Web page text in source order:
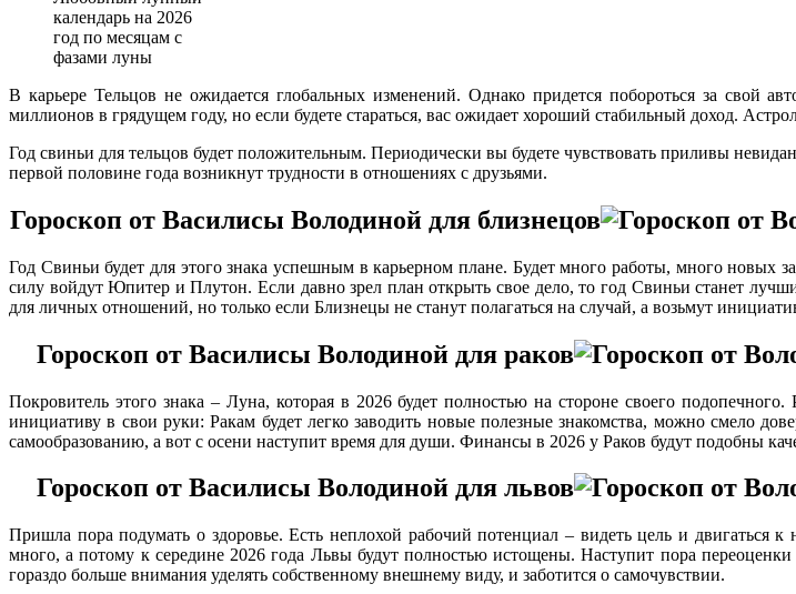
календарь на 2026
год по месяцам с
фазами луны
В карьере Тельцов не ожидается глобальных изменений. Однако придется побороться за свой
миллионов в грядущем году, но если будете стараться, вас ожидает хороший стабильный доход.
Год свиньи для тельцов будет положительным. Периодически вы будете чувствовать приливы
первой половине года возникнут трудности в отношениях с друзьями.
Гороскоп от Василисы Володиной для близнецов
Год Свиньи будет для этого знака успешным в карьерном плане. Будет много работы, много новых
силу войдут Юпитер и Плутон. Если давно зрел план открыть свое дело, то год Свиньи станет
для личных отношений, но только если Близнецы не станут полагаться на случай, а возьмут
Гороскоп от Василисы Володиной для раков
Покровитель этого знака – Луна, которая в 2026 будет полностью на стороне своего
инициативу в свои руки: Ракам будет легко заводить новые полезные знакомства, можно смело
самообразованию, а вот с осени наступит время для души. Финансы в 2026 у Раков будут подобны
Гороскоп от Василисы Володиной для львов
Пришла пора подумать о здоровье. Есть неплохой рабочий потенциал – видеть цель и двигаться
много, а потому к середине 2026 года Львы будут полностью истощены. Наступит пора
гораздо больше внимания уделять собственному внешнему виду, и заботится о самочувствии.